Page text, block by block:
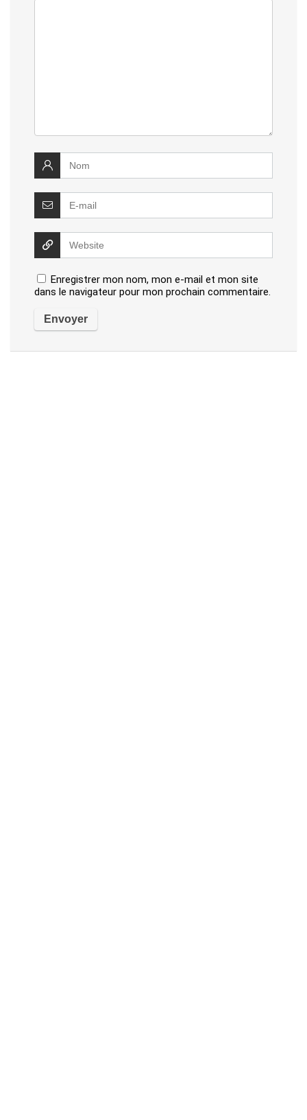
Enregistrer mon nom, mon e-mail et mon site
dans le navigateur pour mon prochain commentaire.